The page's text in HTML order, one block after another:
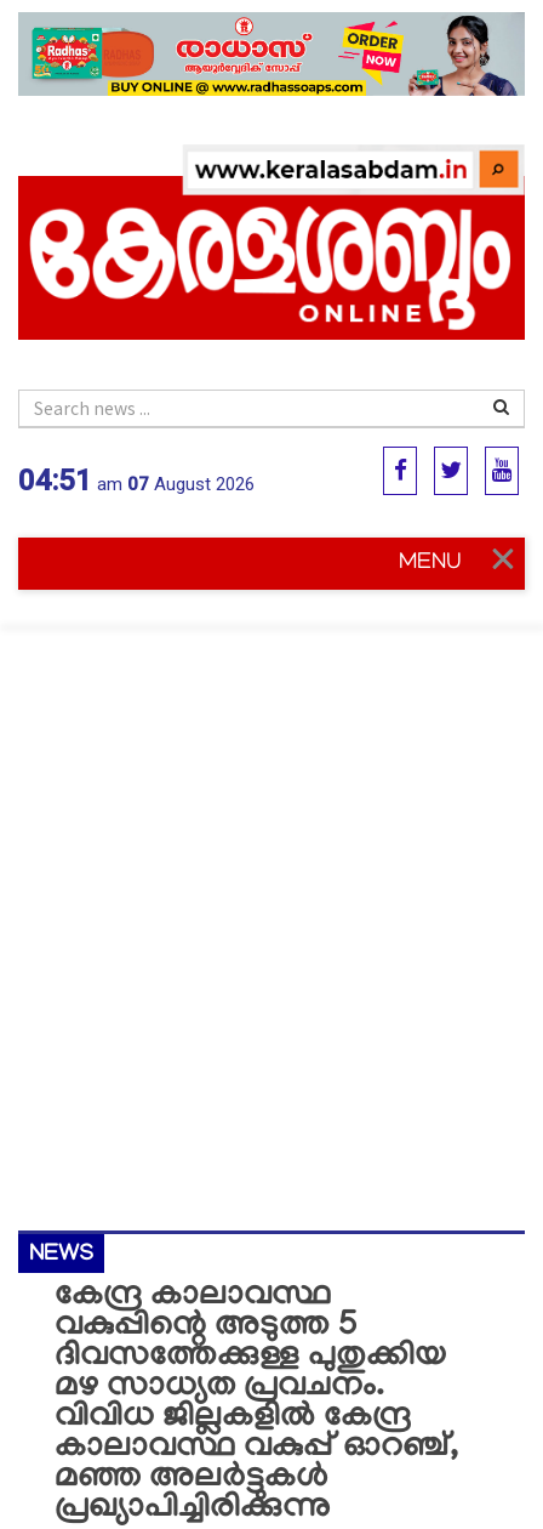
04:51 am 07 August 2026
MENU
NEWS
കേന്ദ്ര കാലാവസ്ഥ
വകുപ്പിന്റെ അടുത്ത 5
ദിവസത്തേക്കുള്ള പുതുക്കിയ
മഴ സാധ്യത പ്രവചനം.
വിവിധ ജില്ലകളിൽ കേന്ദ്ര
കാലാവസ്ഥ വകുപ്പ് ഓറഞ്ച്,
മഞ്ഞ അലർട്ടുകൾ
പ്രഖ്യാപിച്ചിരിക്കുന്നു